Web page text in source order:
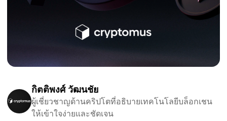
กิตติพงศ์ วัฒนชัย
ผู้เชี่ยวชาญด้านคริปโตที่อธิบายเทคโนโลยีบล็อกเชน
ให้เข้าใจง่ายและชัดเจน